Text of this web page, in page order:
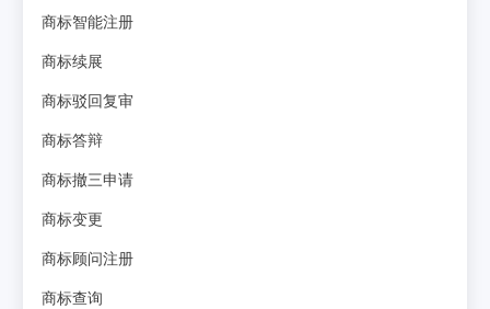
商标智能注册
商标续展
商标驳回复审
商标答辩
商标撤三申请
商标变更
商标顾问注册
商标查询